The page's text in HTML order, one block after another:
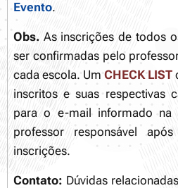
Evento.
Obs. As inscrições de todos
ser confirmadas pelo
cada escola. Um CHECK LIST
inscritos e suas respectivas
para o e-mail informado na
professor responsável
inscrições.
Contato: Dúvidas